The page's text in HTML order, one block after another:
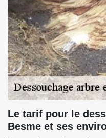
Le tarif pour le
Besme et ses